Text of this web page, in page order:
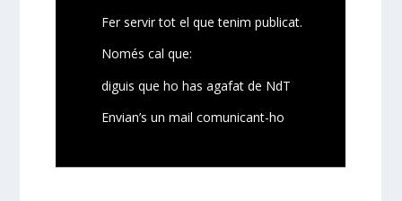
Fer servir tot el que tenim publicat.
Només cal que:
diguis que ho has agafat de NdT
Envian’s un mail comunicant-ho